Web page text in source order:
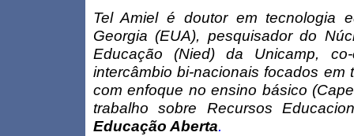
Tel Amielé doutor em tecnologia
Georgia (EUA), pesquisador do
Educação (Nied) da Unicamp,
intercâmbio bi-nacionais focados
com enfoque no ensino básico
trabalho sobre Recursos
Educação Aberta.